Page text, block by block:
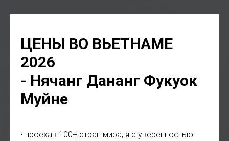
ЦЕНЫ ВО ВЬЕТНАМЕ
2026
- Нячанг Дананг Фукуок
Муйне
• проехав 100+ стран мира, я с уверенностью